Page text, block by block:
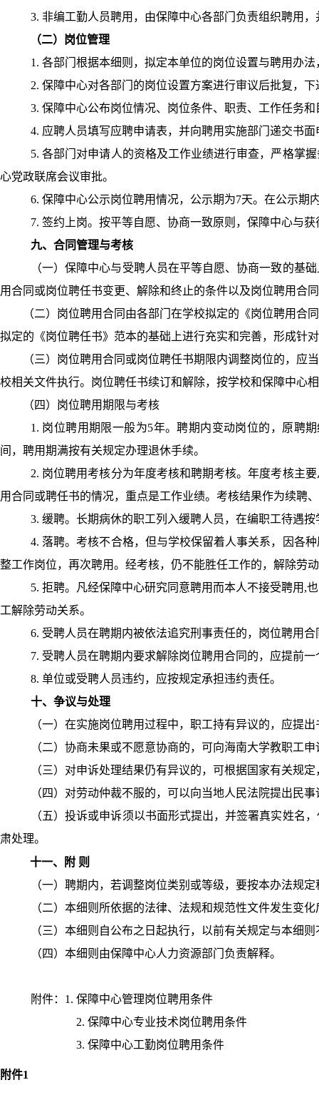
3. 非编工勤人员聘用，由保障中心各部门负责组织聘用
（二）岗位管理
1. 各部门根据本细则，拟定本单位的岗位设置与聘用办
2. 保障中心对各部门的岗位设置方案进行审议后批复，
3. 保障中心公布岗位情况、岗位条件、职责、工作任务和
4. 应聘人员填写应聘申请表，并向聘用实施部门递交书
5.各部门对申请人的资格及工作业绩进行审查，严格掌
心党政联席会议审批。
6. 保障中心公示岗位聘用情况，公示期为7天。在公示期
7. 签约上岗。按平等自愿、协商一致原则，保障中心与
九、合同管理与考核
（一）保障中心与受聘人员在平等自愿、协商一致的基
用合同或岗位聘任书变更、解除和终止的条件以及岗位聘用合
（二）岗位聘用合同由各部门在学校拟定的《岗位聘用
拟定的《岗位聘任书》范本的基础上进行充实和完善，形成针
（三）岗位聘用合同或岗位聘任书期限内调整岗位的，
校相关文件执行。岗位聘任书续订和解除，按学校和保障中心
（四）岗位聘用期限与考核
1. 岗位聘用期限一般为5年。聘期内变动岗位的，原聘
间，聘用期满按有关规定办理退休手续。
2. 岗位聘用考核分为年度考核和聘期考核。年度考核主
用合同或聘任书的情况，重点是工作业绩。考核结果作为续聘
3. 缓聘。长期病休的职工列入缓聘人员，在编职工待遇
4. 落聘。考核不合格，但与学校保留着人事关系，因各
整工作岗位，再次聘用。经考核，仍不能胜任工作的，解除劳
5.拒聘。凡经保障中心研究同意聘用而本人不接受聘用 ,
工解除劳动关系。
6. 受聘人员在聘期内被依法追究刑事责任的，岗位聘用合
7. 受聘人员在聘期内要求解除岗位聘用合同的，应提前
8. 单位或受聘人员违约，应按规定承担违约责任。
十、 争议与处理
（一）在实施岗位聘用过程中，职工持有异议的，应提
（二）协商未果或不愿意协商的，可向海南大学教职工
（三）对申诉处理结果仍有异议的，可根据国家有关规
（四）对劳动仲裁不服的，可以向当地人民法院提出民事
（五）投诉或申诉须以书面形式提出，并签署真实姓名
肃处理。
十一、附 则
（一）聘期内，若调整岗位类别或等级，要按本办法规
（二）本细则所依据的法律、法规和规范性文件发生变
（三）本细则自公布之日起执行，以前有关规定与本细
（四）本细则由保障中心人力资源部门负责解释。
附件： 1. 保障中心管理岗位聘用条件
2. 保障中心专业技术岗位聘用条件
3. 保障中心工勤岗位聘用条件
附件1